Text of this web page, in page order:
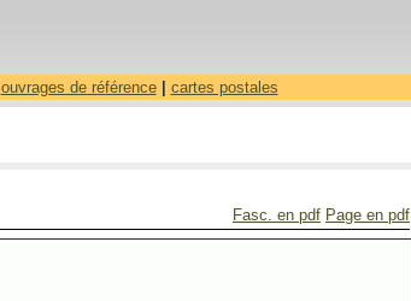
ouvrages de référence| cartes postales
Fasc. en pdf Page en pdf